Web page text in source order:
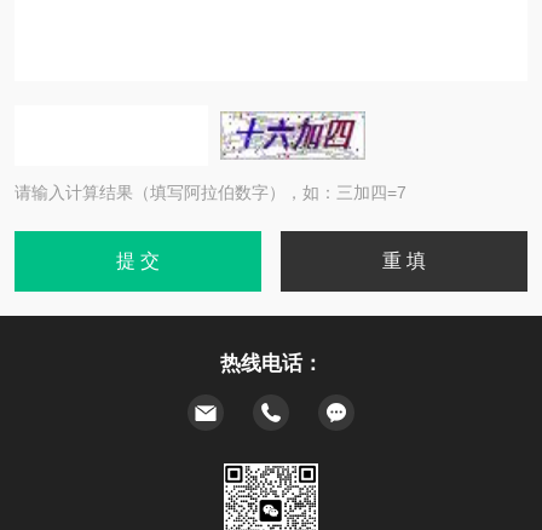
请输入计算结果（填写阿拉伯数字），如：三加四=7
热线电话：